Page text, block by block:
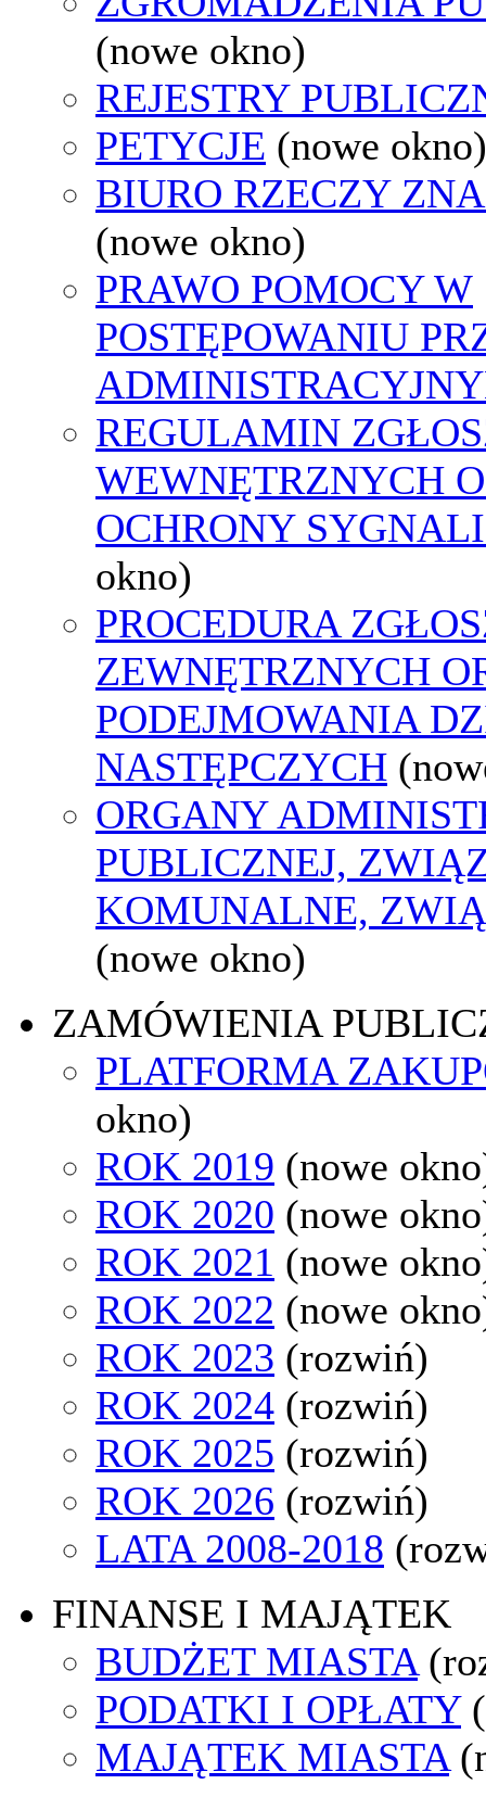
(nowe okno)
REJESTRY
PETYCJE (nowe okno)
BIURO RZECZY
(nowe okno)
PRAWO POMOCY W
POSTĘPOWANIU
REGULAMIN
WEWNĘTRZNYCH
OCHRONY
okno)
PROCEDURA
ZEWNĘTRZNYCH
PODEJMOWANIA
NASTĘPCZYCH
ORGANY
PUBLICZNEJ,
KOMUNALNE,
(nowe okno)
ZAMÓWIENIA
PLATFORMA
okno)
ROK 2019 (nowe
ROK 2020 (nowe
ROK 2021 (nowe
ROK 2022 (nowe
ROK 2023 (rozwiń)
ROK 2024 (rozwiń)
ROK 2025 (rozwiń)
ROK 2026 (rozwiń)
LATA 2008-2018
FINANSE I MAJĄTEK
BUDŻET MIASTA
PODATKI I OPŁATY
MAJĄTEK MIASTA